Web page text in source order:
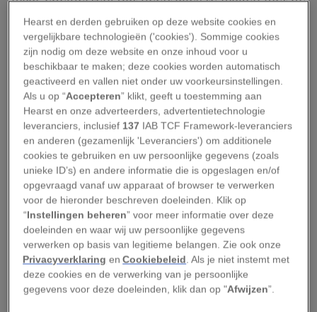
bronsttijd: de periode waarin edelherten paren.
Dat ritueel gaat gepaard met indrukwekkende
rituelen van intimidatie, fysieke confrontaties en
geburl. Het is een bijzonder spektakel, dat je op
verschillende plekken in Nederland kunt
bewonderen.
Wat is de bronsttijd?
Van half september tot ongeveer half oktober
produceren de mannelijke edelherten meer
testosteron. Daardoor worden ze agressiever en
gaan ze dominanter gedrag vertonen. Ook
verandert hun uiterlijk: rondom de hals gaan
lange haren, de zogenaamde bronstmanen,
Hearst en derden gebruiken op deze website cookies en
vergelijkbare technologieën ('cookies'). Sommige cookies
zijn nodig om deze website en onze inhoud voor u
beschikbaar te maken; deze cookies worden automatisch
geactiveerd en vallen niet onder uw voorkeursinstellingen.
Als u op “Accepteren” klikt, geeft u toestemming aan
Hearst en onze adverteerders, advertentietechnologie
leveranciers, inclusief 137 IAB TCF Framework-leveranciers
en anderen (gezamenlijk 'Leveranciers') om additionele
cookies te gebruiken en uw persoonlijke gegevens (zoals
unieke ID’s) en andere informatie die is opgeslagen en/of
opgevraagd vanaf uw apparaat of browser te verwerken
voor de hieronder beschreven doeleinden. Klik op
“Instellingen beheren” voor meer informatie over deze
doeleinden en waar wij uw persoonlijke gegevens
verwerken op basis van legitieme belangen. Zie ook onze
Privacyverklaring enCookiebeleid . Als je niet instemt met
deze cookies en de verwerking van je persoonlijke
gegevens voor deze doeleinden, klik dan op "Afwijzen”.